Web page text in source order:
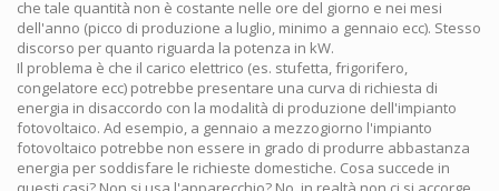
che tale quantità non è costante nelle ore del giorno e nei mesi
dell'anno (picco di produzione a luglio, minimo a gennaio ecc). Stesso
discorso per quanto riguarda la potenza in kW.
Il problema è che il carico elettrico (es. stufetta, frigorifero,
congelatore ecc) potrebbe presentare una curva di richiesta di
energia in disaccordo con la modalità di produzione dell'impianto
fotovoltaico. Ad esempio, a gennaio a mezzogiorno l'impianto
fotovoltaico potrebbe non essere in grado di produrre abbastanza
energia per soddisfare le richieste domestiche. Cosa succede in